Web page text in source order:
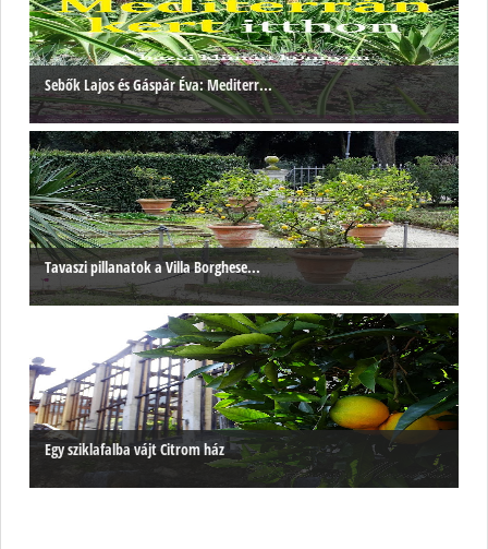
Sebők Lajos és Gáspár Éva: Mediterr...
Tavaszi pillanatok a Villa Borghese...
Egy sziklafalba vájt Citrom ház